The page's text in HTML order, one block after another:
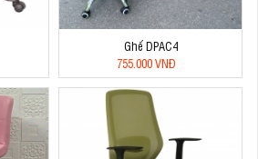
Ghế DPAC4
755.000 VNĐ